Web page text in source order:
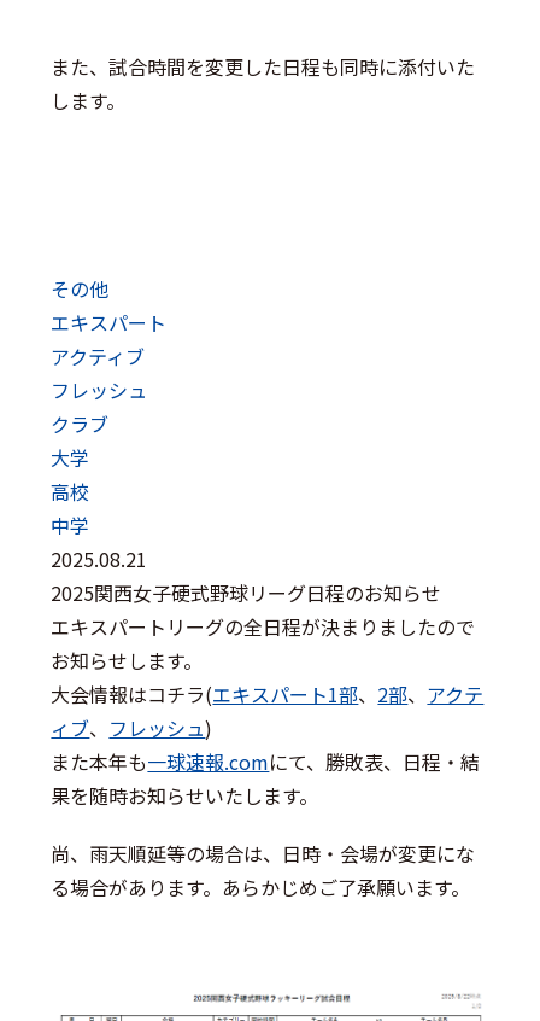
また、試合時間を変更した日程も同時に添付いた
します。
その他
エキスパート
アクティブ
フレッシュ
クラブ
大学
高校
中学
2025.08.21
2025関西女子硬式野球リーグ日程のお知らせ
エキスパートリーグの全日程が決まりましたので
お知らせします。
大会情報はコチラ(エキスパート1部、 2部、 アクテ
ィブ、 フレッシュ)
また本年も一球速報.comにて、勝敗表、日程・結
果を随時お知らせいたします。
尚、雨天順延等の場合は、日時・会場が変更にな
る場合があります。あらかじめご了承願います。